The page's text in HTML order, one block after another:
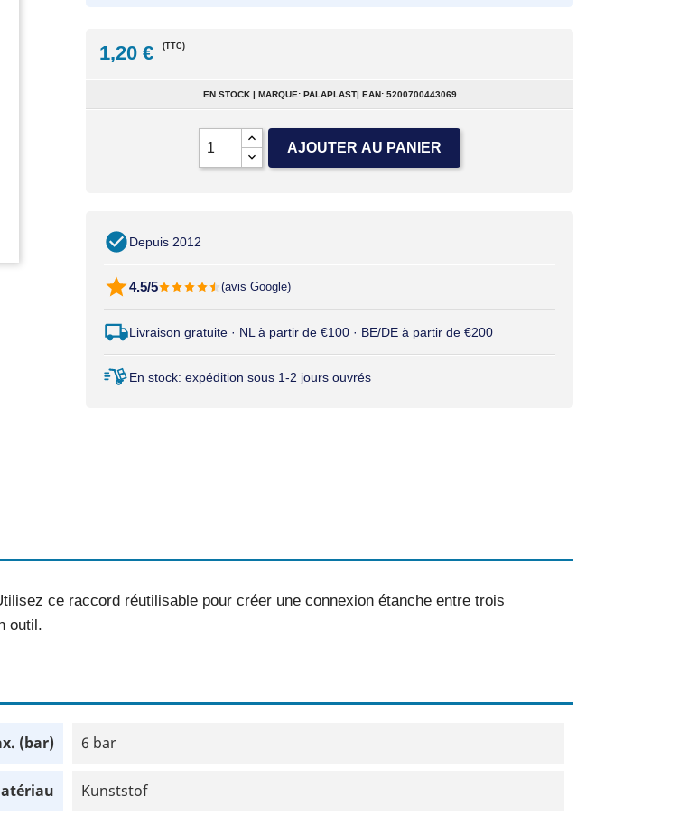
1,20 € (TTC)
EN STOCK | MARQUE: PALAPLAST| EAN: 5200700443069
AJOUTER AU PANIER
Depuis 2012
4.5/5 (avis Google)
Livraison gratuite · NL à partir de €100 · BE/DE à partir de €200
En stock: expédition sous 1-2 jours ouvrés
ce raccord réutilisable pour créer une connexion étanche entre trois
outil.
(bar) 6 bar
Kunststof